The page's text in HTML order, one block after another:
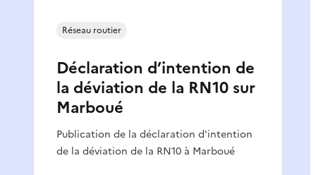
Déclaration d’intention de
la déviation de la RN10 sur
Marboué
Publication de la déclaration d'intention
de la déviation de la RN10 à Marboué
Réseau routier